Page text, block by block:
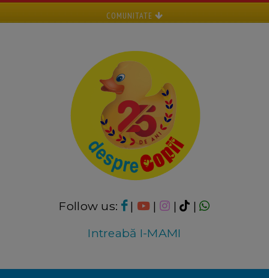
COMUNITATE
Follow us: | | |
|
Intreabă I-MAMI